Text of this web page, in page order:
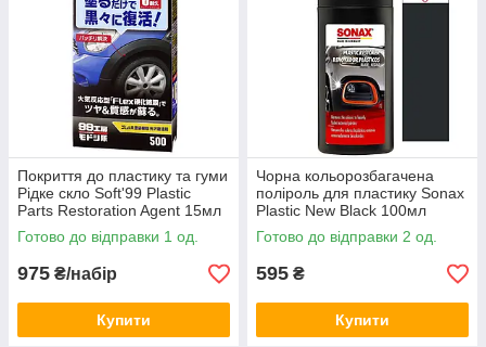
Покриття до пластику та гуми
Рідке скло Soft'99 Plastic
Parts Restoration Agent 15мл
Готово до відправки 1 од.
975 ₴/набір
Купити
Чорна кольорозбагачена
поліроль для пластику Sonax
Plastic New Black 100мл
Готово до відправки 2 од.
595 ₴
Купити